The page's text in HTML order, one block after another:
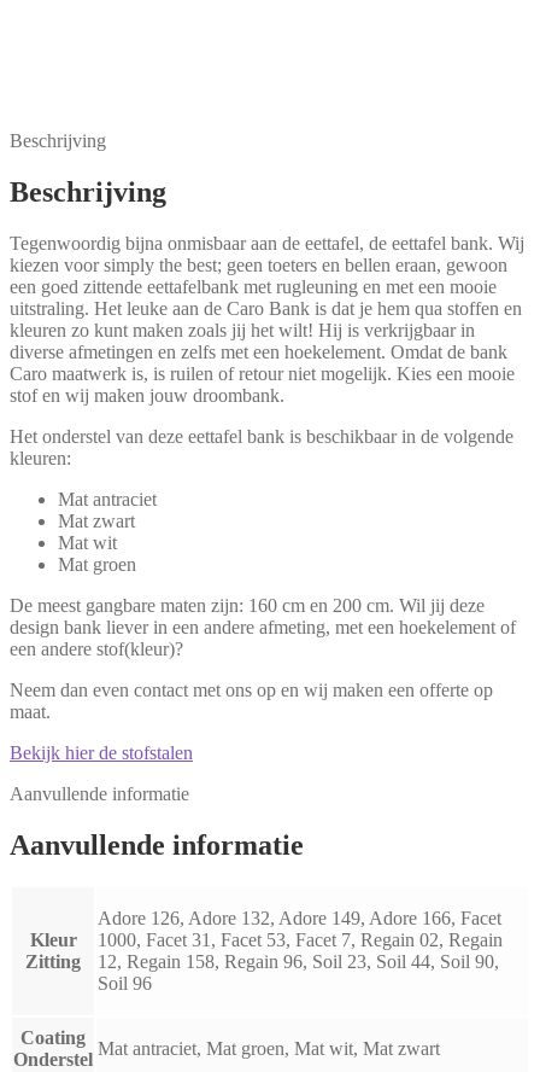
Beschrijving
Beschrijving
Tegenwoordig bijna onmisbaar aan de eettafel, de eettafel bank. Wij
kiezen voor simply the best; geen toeters en bellen eraan, gewoon
een goed zittende eettafelbank met rugleuning en met een mooie
uitstraling. Het leuke aan de Caro Bank is dat je hem qua stoffen en
kleuren zo kunt maken zoals jij het wilt! Hij is verkrijgbaar in
diverse afmetingen en zelfs met een hoekelement. Omdat de bank
Caro maatwerk is, is ruilen of retour niet mogelijk. Kies een mooie
stof en wij maken jouw droombank.
Het onderstel van deze eettafel bank is beschikbaar in de volgende
kleuren:
Mat antraciet
Mat zwart
Mat wit
Mat groen
De meest gangbare maten zijn: 160 cm en 200 cm. Wil jij deze
design bank liever in een andere afmeting, met een hoekelement of
een andere stof(kleur)?
Neem dan even contact met ons op en wij maken een offerte op
maat.
Bekijk hier de stofstalen
Aanvullende informatie
Aanvullende informatie
Kleur
Zitting
Adore 126, Adore 132, Adore 149, Adore 166, Facet
1000, Facet 31, Facet 53, Facet 7, Regain 02, Regain
12, Regain 158, Regain 96, Soil 23, Soil 44, Soil 90,
Soil 96
Coating
Onderstel
Mat antraciet, Mat groen, Mat wit, Mat zwart